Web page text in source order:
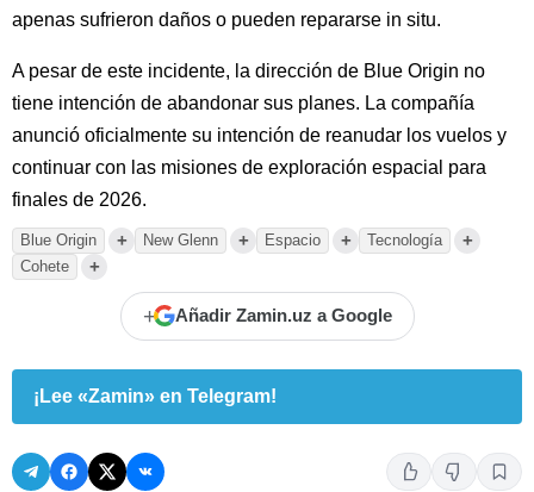
apenas sufrieron daños o pueden repararse in situ.
A pesar de este incidente, la dirección de Blue Origin no
tiene intención de abandonar sus planes. La compañía
anunció oficialmente su intención de reanudar los vuelos y
continuar con las misiones de exploración espacial para
finales de 2026.
Blue Origin + New Glenn + Espacio + Tecnología +
Cohete +
+ Añadir Zamin.uz a Google
¡Lee «Zamin» en Telegram!